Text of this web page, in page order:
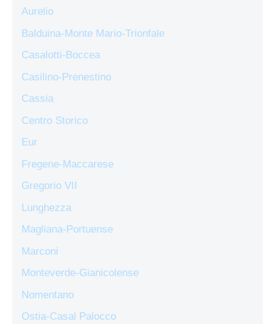
Aurelio
Balduina-Monte Mario-Trionfale
Casalotti-Boccea
Casilino-Prenestino
Cassia
Centro Storico
Eur
Fregene-Maccarese
Gregorio VII
Lunghezza
Magliana-Portuense
Marconi
Monteverde-Gianicolense
Nomentano
Ostia-Casal Palocco